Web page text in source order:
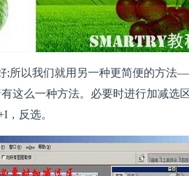
;所以我们就用另一种更简便的方
这么一种方法。必要时进行加减选
，反选。